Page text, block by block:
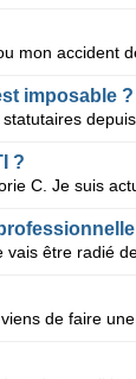
imposable ?
?